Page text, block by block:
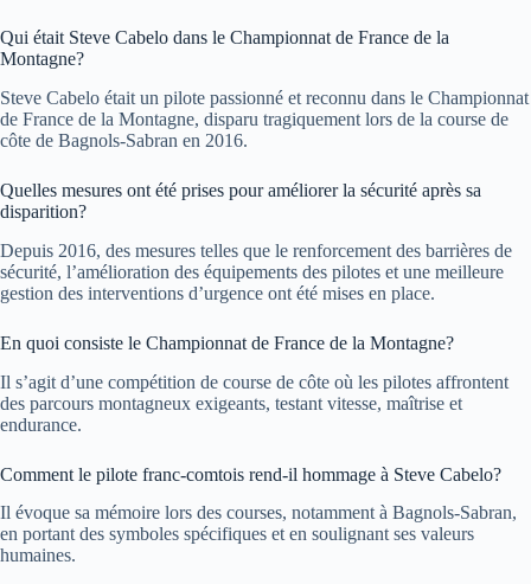
Qui était Steve Cabelo dans le Championnat de France de la
Montagne?
Steve Cabelo était un pilote passionné et reconnu dans le Championnat
de France de la Montagne, disparu tragiquement lors de la course de
côte de Bagnols-Sabran en 2016.
Quelles mesures ont été prises pour améliorer la sécurité après sa
disparition?
Depuis 2016, des mesures telles que le renforcement des barrières de
sécurité, l’amélioration des équipements des pilotes et une meilleure
gestion des interventions d’urgence ont été mises en place.
En quoi consiste le Championnat de France de la Montagne?
Il s’agit d’une compétition de course de côte où les pilotes affrontent
des parcours montagneux exigeants, testant vitesse, maîtrise et
endurance.
Comment le pilote franc-comtois rend-il hommage à Steve Cabelo?
Il évoque sa mémoire lors des courses, notamment à Bagnols-Sabran,
en portant des symboles spécifiques et en soulignant ses valeurs
humaines.